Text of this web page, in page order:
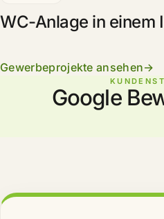
WC-Anlage in einem
Gewerbeprojekte ansehen
Google